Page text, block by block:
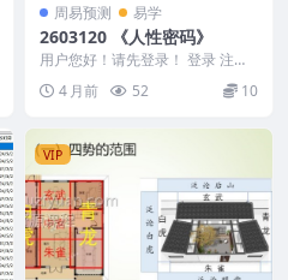
周易预测 易学
2603120 《人性密码》
用户您好！请先登录！ 登录 注册
4 月前 52 10
VIP